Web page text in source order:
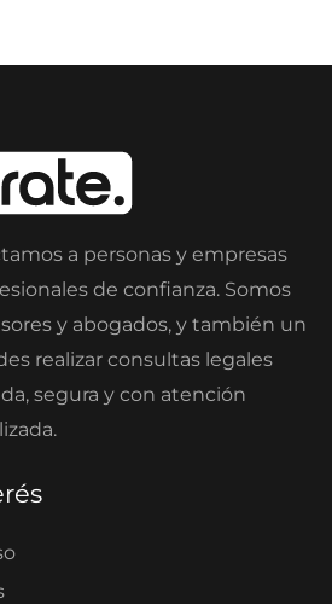
a personas y empresas
de confianza. Somos
y abogados, y también un
realizar consultas legales
segura y con atención